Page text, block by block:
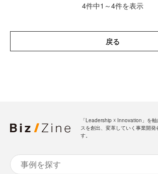
4件中1～4件を表示
戻る
「Leadership ☓ Innovation」を
スを創出、変革していく事業開
す。